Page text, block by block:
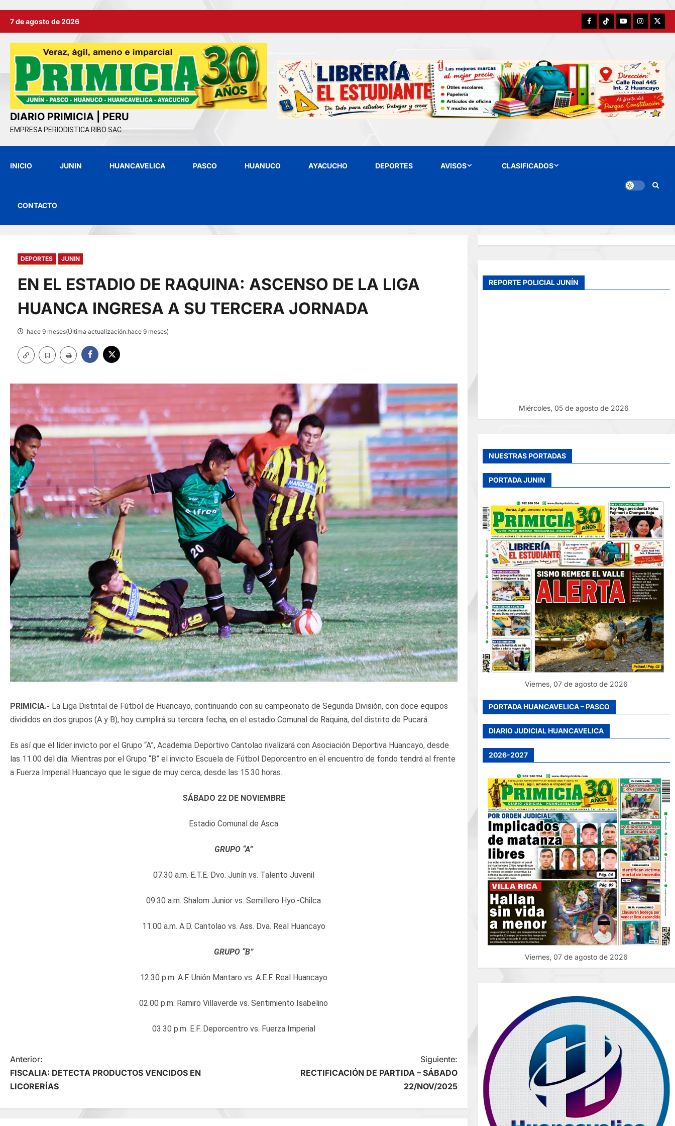
7 de agosto de 2026 FacebookTikTokYouTubeInstagram
X
DIARIO PRIMICIA | PERU
EMPRESA PERIODISTICA RIBO SAC
INICIO JUNIN HUANCAVELICA PASCO HUANUCO AYACUCHO DEPORTES AVISOS CLASIFICADOS
CONTACTO
DEPORTES JUNIN
EN EL ESTADIO DE RAQUINA: ASCENSO DE LA LIGA
HUANCA INGRESA A SU TERCERA JORNADA
hace 9 meses(Última actualización:hace 9 meses)
PRIMICIA.- La Liga Distrital de Fútbol de Huancayo, continuando con su campeonato de Segunda División, con doce equipos
divididos en dos grupos (A y B), hoy cumplirá su tercera fecha, en el estadio Comunal de Raquina, del distrito de Pucará.
Es así que el líder invicto por el Grupo “A”, Academia Deportivo Cantolao rivalizará con Asociación Deportiva Huancayo, desde
las 11.00 del día. Mientras por el Grupo “B” el invicto Escuela de Fútbol Deporcentro en el encuentro de fondo tendrá al frente
a Fuerza Imperial Huancayo que le sigue de muy cerca, desde las 15.30 horas.
SÁBADO 22 DE NOVIEMBRE
Estadio Comunal de Asca
GRUPO “A”
07.30 a.m. E.T.E. Dvo. Junín vs. Talento Juvenil
09.30 a.m. Shalom Junior vs. Semillero Hyo.-Chilca
11.00 a.m. A.D. Cantolao vs. Ass. Dva. Real Huancayo
GRUPO “B”
12.30 p.m. A.F. Unión Mantaro vs. A.E.F. Real Huancayo
02.00 p.m. Ramiro Villaverde vs. Sentimiento Isabelino
03.30 p.m. E.F. Deporcentro vs. Fuerza Imperial
N
a
v
Anterior:
FISCALIA: DETECTA PRODUCTOS VENCIDOS EN
LICORERÍAS
Siguiente:
RECTIFICACIÓN DE PARTIDA – SÁBADO
22/NOV/2025
REPORTE POLICIAL JUNÍN
Miércoles, 05 de agosto de 2026
NUESTRAS PORTADAS
PORTADA JUNIN
Viernes, 07 de agosto de 2026
PORTADA HUANCAVELICA – PASCO
DIARIO JUDICIAL HUANCAVELICA
2026-2027
Viernes, 07 de agosto de 2026